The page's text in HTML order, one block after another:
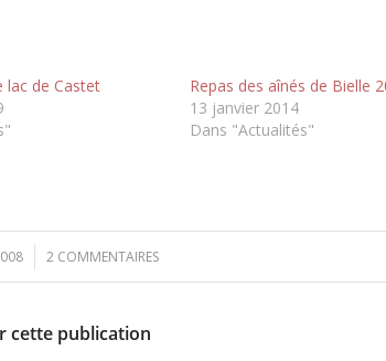
lac de Castet
Repas des aînés de Bielle
13 janvier 2014
Dans "Actualités"
2 COMMENTAIRES
cette publication